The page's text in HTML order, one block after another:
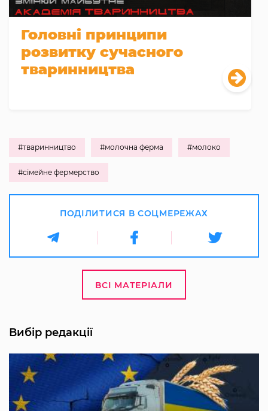
Головні принципи
розвитку сучасного
тваринництва
#тваринництво #молочна ферма #молоко
#сімейне фермерство
ПОДІЛИТИСЯ В СОЦМЕРЕЖАХ
ВСІ МАТЕРІАЛИ
Вибір редакції